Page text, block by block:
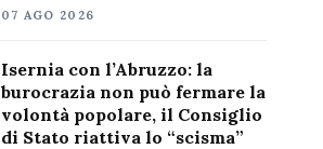
07 AGO 2026
Isernia con l’Abruzzo: la
burocrazia non può fermare la
volontà popolare, il Consiglio
di Stato riattiva lo “scisma”